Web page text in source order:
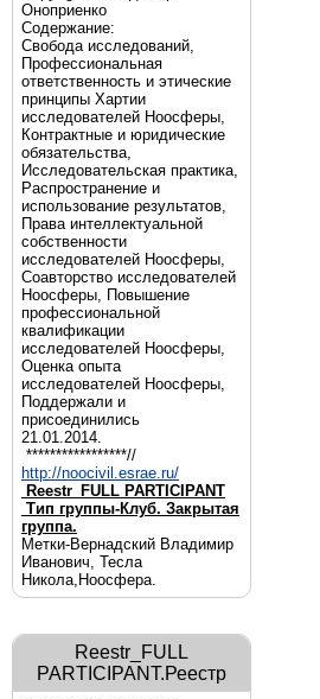
Оноприенко
Содержание:
Свобода исследований,
Профессиональная
ответственность и этические
принципы Хартии
исследователей Ноосферы,
Контрактные и юридические
обязательства,
Исследовательская практика,
Распространение и
использование результатов,
Права интеллектуальной
собственности
исследователей Ноосферы,
Соавторство исследователей
Ноосферы, Повышение
профессиональной
квалификации
исследователей Ноосферы,
Оценка опыта
исследователей Ноосферы,
Поддержали и
присоединились
21.01.2014.
*****************//
http://noocivil.esrae.ru/
Reestr_FULL PARTICIPANT
Тип группы-Клуб. Закрытая
группа.
Метки-Вернадский Владимир
Иванович, Тесла
Никола,Ноосфера.
Reestr_FULL
PARTICIPANT.Реестр